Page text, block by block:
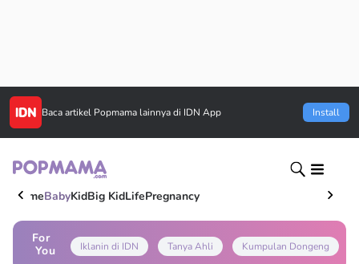
Baca artikel Popmama lainnya di IDN App Install
HomeBabyKidBig KidLifePregnancy
For
You
Iklanin di IDN Tanya Ahli Kumpulan Dongeng